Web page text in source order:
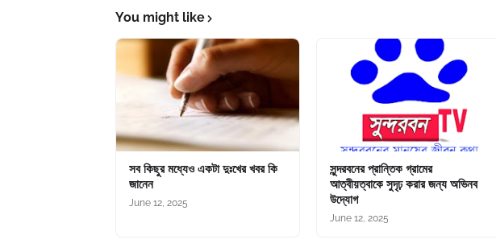
You might like
সব কিছুর মধ্যেও একটা দুঃখের খবর কি
জানেন
June 12, 2025
সুন্দরবনের প্রান্তিক গ্রামের
আত্বীয়ত্বাকে সুদৃঢ় করার জন্য অভিনব
উদ্যোগ
June 12, 2025